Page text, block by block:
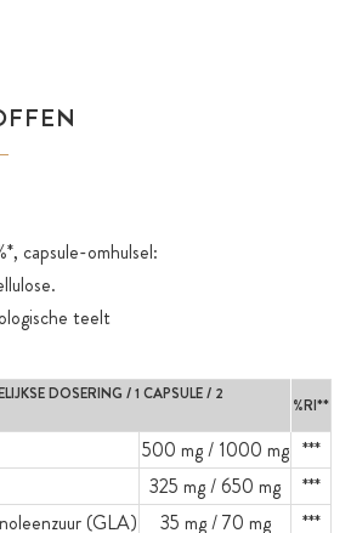
capsule-omhulsel:
teelt
DOSERING / 1 CAPSULE / 2
%RI**
500 mg / 1000 mg ***
325 mg / 650 mg
***
(GLA)
35 mg / 70 mg ***